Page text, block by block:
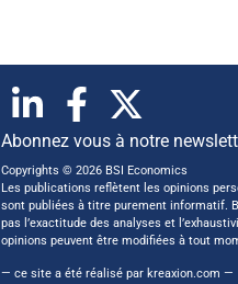
Abonnez vous à notre
Copyrights © 2026 BSI Economics
Les publications reflètent les opinions
sont publiées à titre purement informatif.
pas l’exactitude des analyses et
opinions peuvent être modifiées à tout
— ce site a été réalisé par kreaxion.com —